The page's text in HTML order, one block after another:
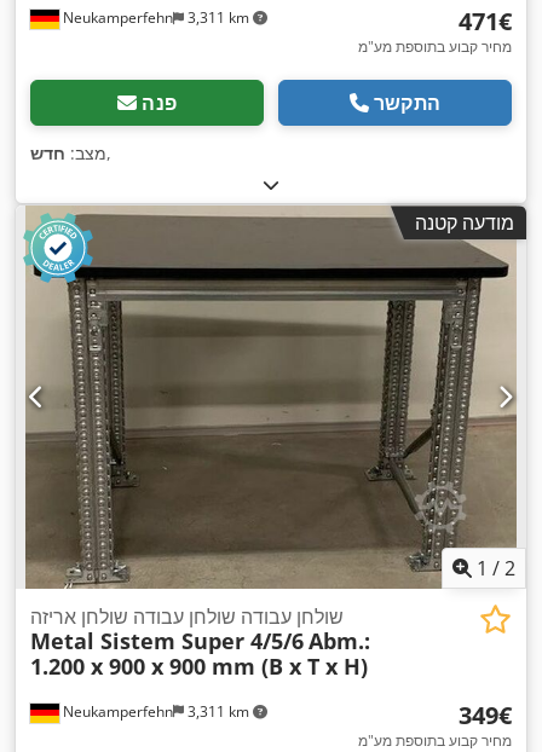
Neukamperfehn 3,311 km ‏471 ‏€
מחיר קבוע בתוספת מע"מ
פנה התקשר
מצב: חדש ,
מודעה קטנה
1 /2
Neukamperfehn 3,311 km
שולחן עבודה שולחן עבודה שולחן אריזה
Metal Sistem Super 4/5/6Abm.:
1.200 x 900 x 900 mm (B x T x H)
‏349 ‏€
מחיר קבוע בתוספת מע"מ